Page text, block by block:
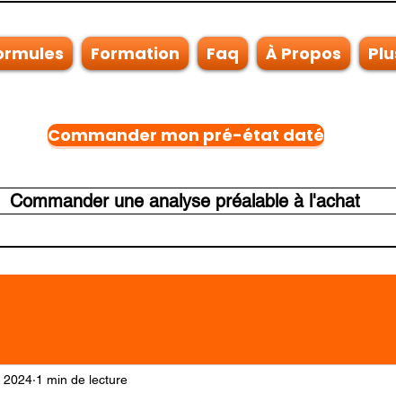
Formation Faq À Propos
Commander mon pré-état daté
Commander une analyse préalable à l'achat
2024 1 min de lecture